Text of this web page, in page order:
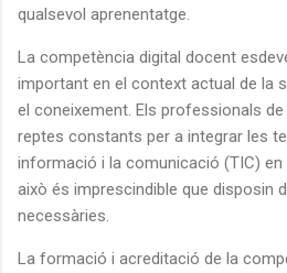
qualsevol aprenentatge.
La competència digital docent
important en el context actual de la
el coneixement. Els professionals
reptes constants per a integrar les
informació i la comunicació (TIC) en
això és imprescindible que disposin
necessàries.
La formació i acreditació de la